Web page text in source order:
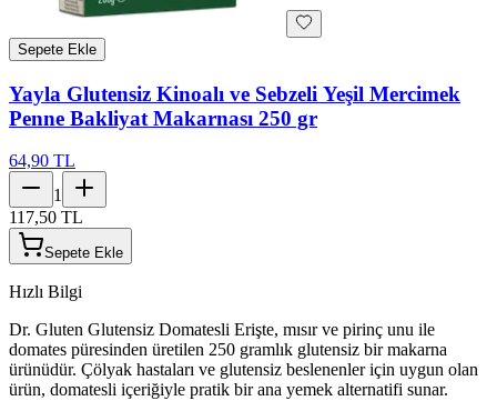
Sepete Ekle
Yayla Glutensiz Kinoalı ve Sebzeli Yeşil Mercimek
Penne Bakliyat Makarnası 250 gr
64,90 TL
1
117,50 TL
Sepete Ekle
Hızlı Bilgi
Dr. Gluten Glutensiz Domatesli Erişte, mısır ve pirinç unu ile
domates püresinden üretilen 250 gramlık glutensiz bir makarna
ürünüdür. Çölyak hastaları ve glutensiz beslenenler için uygun olan
ürün, domatesli içeriğiyle pratik bir ana yemek alternatifi sunar.